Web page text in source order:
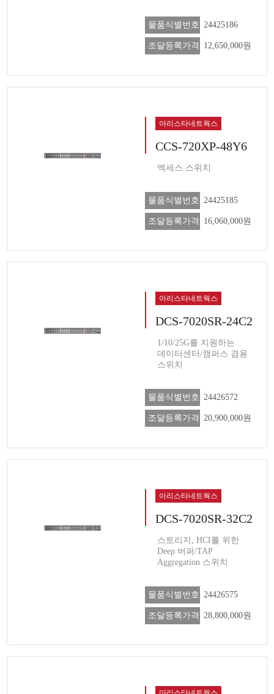
물품식별번호 24425186
조달등록가격 12,650,000원
아리스타네트웍스
CCS-720XP-48Y6
엑세스 스위치
물품식별번호 24425185
조달등록가격 16,060,000원
아리스타네트웍스
DCS-7020SR-24C2
1/10/25G를 지원하는
데이터센터/캠퍼스 겸용
스위치
물품식별번호 24426572
조달등록가격 20,900,000원
아리스타네트웍스
DCS-7020SR-32C2
스토리지, HCI를 위한
Deep 버퍼/TAP
Aggregation 스위치
물품식별번호 24426575
조달등록가격 28,800,000원